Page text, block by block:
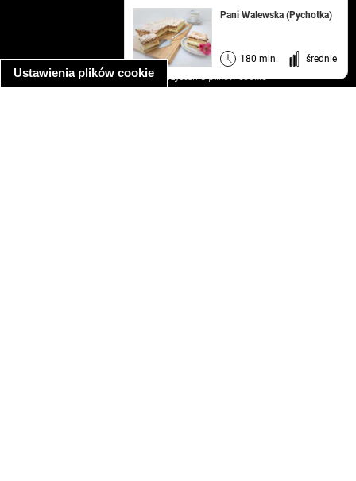
Ustawienia plików cookie
Pani Walewska (Pychotka)
180 min. średnie
kontakt
regulamin
informacja o prywatności
informacja o wykorzystaniu plików cookie